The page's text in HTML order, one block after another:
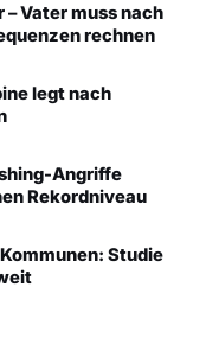
Vater muss nach
rechnen
legt nach
Angriffe
Rekordniveau
Studie